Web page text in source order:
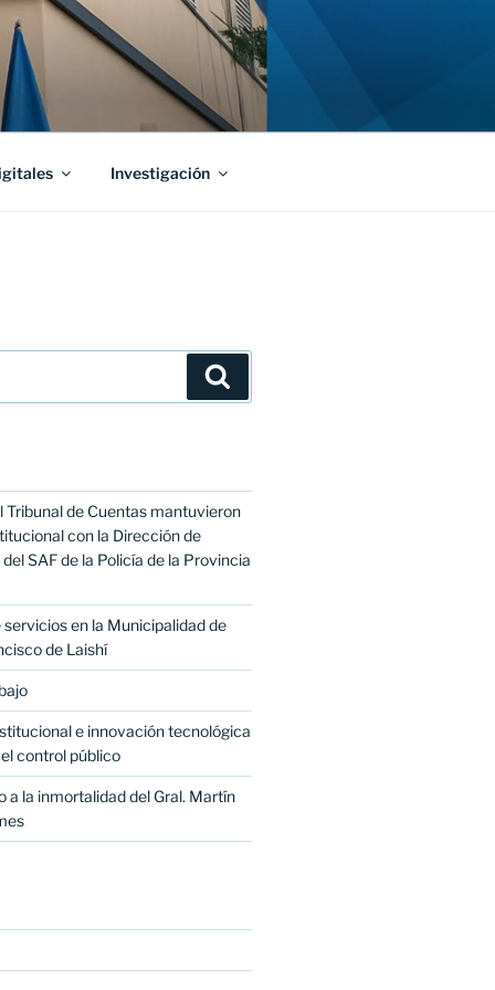
Investigación
Tribunal de Cuentas mantuvieron
con la Dirección de
SAF de la Policía de la Provincia
servicios en la Municipalidad de
de Laishí
e innovación tecnológica
control público
a la inmortalidad del Gral. Martín